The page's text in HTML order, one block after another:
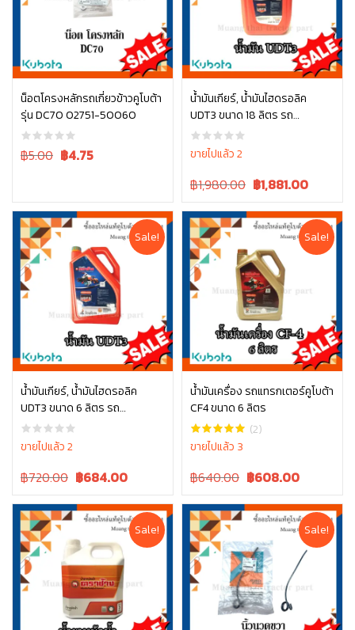
น็อตโครงหลักรถเกี่ยวข้าวคูโบต้า
รุ่น DC70 02751-50060
Original
฿5.00 Current
฿4.75
หยิบใส่ตะกร้า
น้ำมันเกียร์, น้ำมันไฮดรอลิค
UDT3 ขนาด 18 ลิตร รถ
แทรกเตอร์คูโบต้า
ขายไปแล้ว 2
Original
was:
฿1,980.00.
฿1,980.00 Current
is:
฿1,980.00.
฿1,881.00
หยิบใส่ตะกร้า
Sale!
น้ำมันเกียร์, น้ำมันไฮดรอลิค
UDT3 ขนาด 6 ลิตร รถ
แทรกเตอร์คูโบต้า
ขายไปแล้ว 2
Original
was:
฿720.00.
฿720.00 Current
is:
฿720.00.
฿684.00
หยิบใส่ตะกร้า
Sale!
น้ำมันเครื่อง รถแทรกเตอร์คูโบต้า
CF4 ขนาด 6 ลิตร
(2)
ขายไปแล้ว 3
Original
was:
฿640.00.
฿640.00 Current
is:
฿640.00.
฿608.00
หยิบใส่ตะกร้า
Sale! Sale!